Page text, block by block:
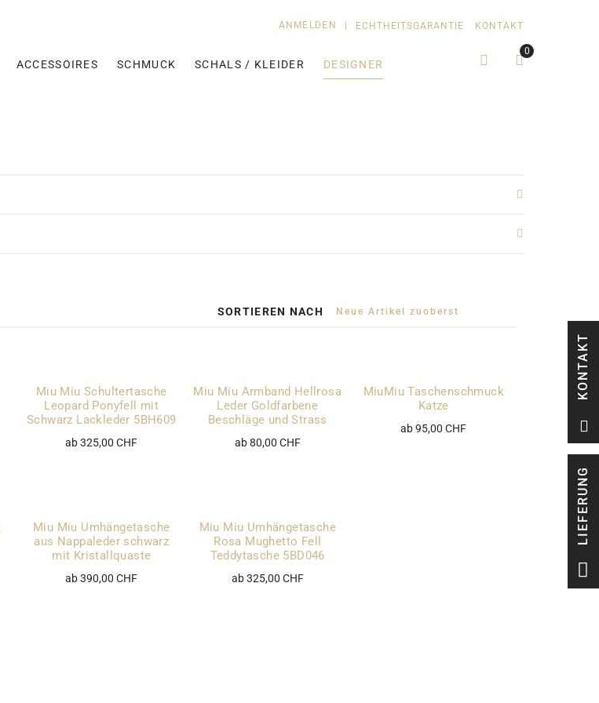
ACCESSOIRES SCHMUCK SCHALS / KLEIDER DESIGNER
ANMELDEN ECHTHEITSGARANTIE KONTAKT
0
LIEFERUNG
KONTAKT
SORTIEREN NACH
Miu Miu Schultertasche
Leopard Ponyfell mit
Schwarz Lackleder 5BH609
ab 325,00 CHF
Miu Miu Armband Hellrosa
Leder Goldfarbene
Beschläge und Strass
ab 80,00 CHF
MiuMiu Taschenschmuck
Katze
ab 95,00 CHF
Miu Miu Umhängetasche
aus Nappaleder schwarz
mit Kristallquaste
ab 390,00 CHF
Miu Miu Umhängetasche
Rosa Mughetto Fell
Teddytasche 5BD046
ab 325,00 CHF